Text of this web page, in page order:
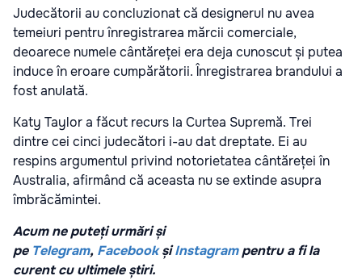
Judecătorii au concluzionat că designerul nu avea
temeiuri pentru înregistrarea mărcii comerciale,
deoarece numele cântăreței era deja cunoscut și putea
induce în eroare cumpărătorii. Înregistrarea brandului a
fost anulată.
Katy Taylor a făcut recurs la Curtea Supremă. Trei
dintre cei cinci judecători i-au dat dreptate. Ei au
respins argumentul privind notorietatea cântăreței în
Australia, afirmând că aceasta nu se extinde asupra
îmbrăcămintei.
Acum ne puteți urmări și
pe Telegram, Facebook șiInstagrampentru a fi la
curent cu ultimele știri.